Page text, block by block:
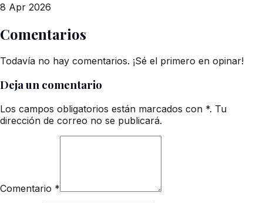
8 Apr 2026
Comentarios
Todavía no hay comentarios. ¡Sé el primero en opinar!
Deja un comentario
Los campos obligatorios están marcados con *. Tu
dirección de correo no se publicará.
Comentario *